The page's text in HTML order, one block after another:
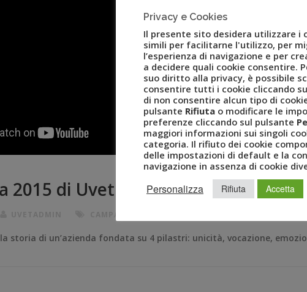
2015 di Uvet
storia di un’azienda fondata su 4 pilastri: unicità, vocazione,
Privacy e Cookies
Il presente sito desidera utilizzare i
simili per facilitarne l'utilizzo, per
l’esperienza di navigazione e per
a decidere quali cookie consentire.
suo diritto alla privacy, è possibile
consentire tutti i cookie cliccando
di non consentire alcun tipo di
pulsante Rifiuta o modificare le
preferenze cliccando sul pulsante
maggiori informazioni sui singoli
categoria. Il rifiuto dei cookie
delle impostazioni di default e la
navigazione in assenza di cookie
Personalizza Rifiuta Accetta